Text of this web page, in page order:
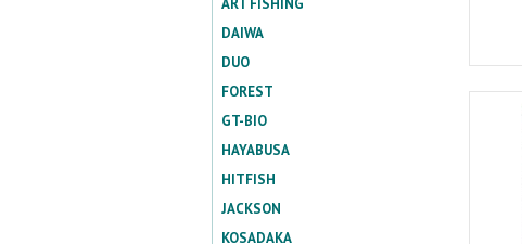
ART FISHING
DAIWA
DUO
FOREST
GT-BIO
HAYABUSA
HITFISH
JACKSON
KOSADAKA